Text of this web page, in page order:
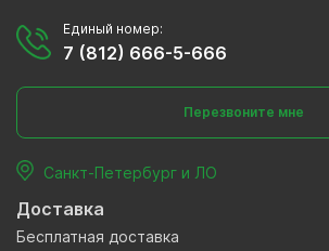
Единый номер:
7 (812) 666-5-666
Перезвоните мне
Санкт-Петербург и ЛО
Доставка
Бесплатная доставка